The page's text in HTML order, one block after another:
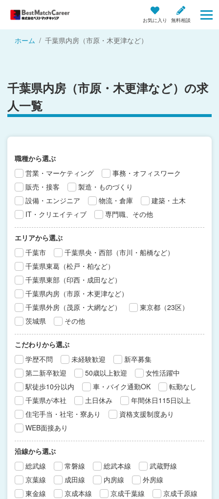
お気に入り 無料相談
ホーム 千葉県内房（市原・木更津など）
千葉県内房（市原・木更津など）の求
人一覧
職種から選ぶ
営業・マーケティング
事務・オフィスワーク
販売・接客
製造・ものづくり
設備・エンジニア
物流・倉庫
建築・土木
IT・クリエイティブ
専門職、その他
エリアから選ぶ
千葉市
千葉県央・西部（市川・船橋など）
千葉県東葛（松戸・柏など）
千葉県東部（印西・成田など）
千葉県内房（市原・木更津など）
千葉県外房（茂原・大網など）
東京都（23区）
茨城県
その他
こだわりから選ぶ
学歴不問
未経験歓迎
新卒募集
第二新卒歓迎
50歳以上歓迎
女性活躍中
駅徒歩10分以内
車・バイク通勤OK
転勤なし
千葉県が本社
土日休み
年間休日115日以上
住宅手当・社宅・寮あり
資格支援制度あり
WEB面接あり
沿線から選ぶ
総武線
常磐線 総武本線
武蔵野線
京葉線
成田線 内房線
外房線
東金線
京成本線 京成千葉線
京成千原線